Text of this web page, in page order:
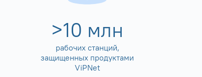
>10 млн
рабочих станций,
защищенных продуктами
ViPNet